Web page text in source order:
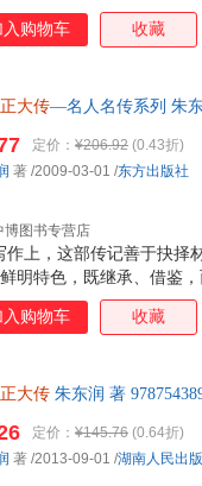
法，开创了我国传记文
毕生心血半世耕耘——记
作’，其开创之功不可没
生是著名的古典文学研
他传记文学的代表性作
入购物车 收藏
大传—名人名传系列 朱东
作上，这部传记善于抉择
明特色，既继承、借鉴
法，开创了我国传记文
毕生心血半世耕耘——记
作’，其开创之功不可没
生是著名的古典文学研
他传记文学的代表性作
定价： ¥206.92 (0.43折)
博图书专营店
著 /2009-03-01 /东方出版社
入购物车 收藏
大传 朱东润 著
定价： ¥145.76 (0.64折)
著 /2013-09-01 /湖南人民出